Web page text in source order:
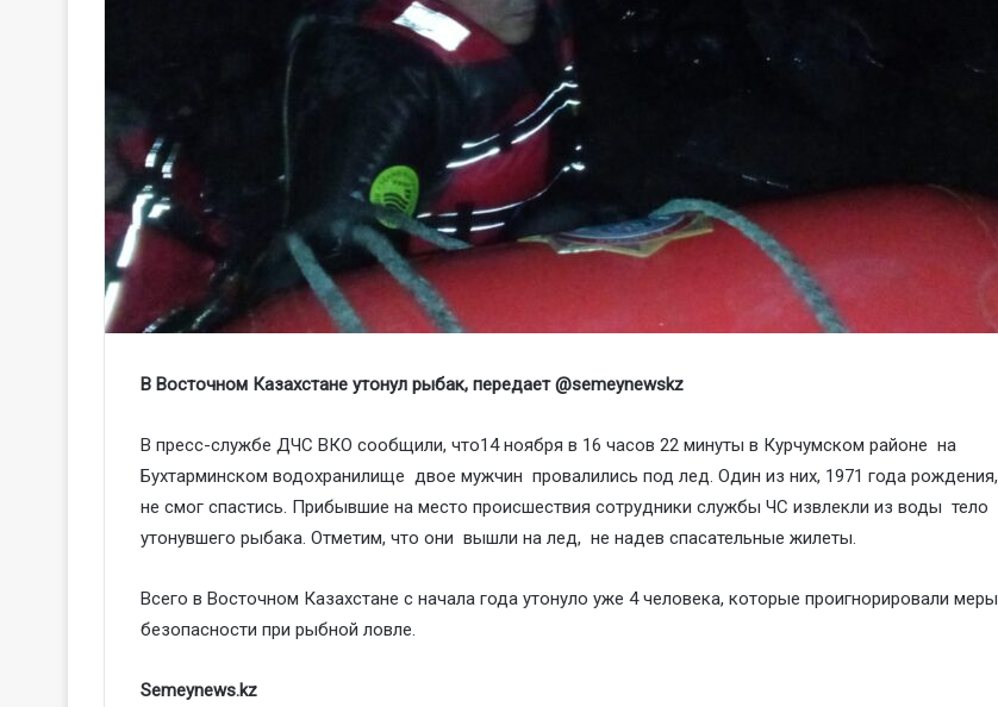
В Восточном Казахстане утонул рыбак, передает @semeynewskz
В пресс-службе ДЧС ВКО сообщили, что14 ноября в 16 часов 22 минуты в Курчумском районе на
Бухтарминском водохранилище двое мужчин провалились под лед. Один из них, 1971 года рождения,
не смог спастись. Прибывшие на место происшествия сотрудники службы ЧС извлекли из воды тело
утонувшего рыбака. Отметим, что они вышли на лед, не надев спасательные жилеты.
Всего в Восточном Казахстане с начала года утонуло уже 4 человека, которые проигнорировали меры
безопасности при рыбной ловле.
Semeynews.kz